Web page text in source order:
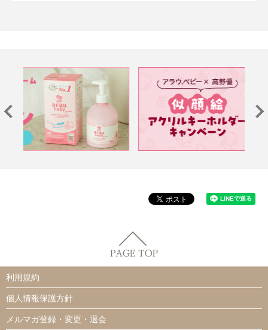
利用規約
個人情報保護方針
メルマガ登録・変更・退会